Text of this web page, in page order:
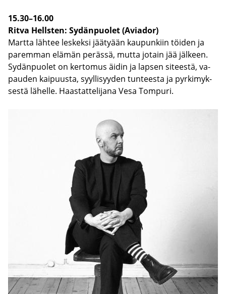
15.30–16.00
Ritva Hells­ten: Sy­dän­puo­let (Avia­dor)
Mart­ta läh­tee les­kek­si jää­ty­ään kau­pun­kiin töi­den ja
pa­rem­man elä­män pe­räs­sä, mutta jo­tain jää jäl­keen.
Sy­dän­puo­let on ker­to­mus äidin ja lap­sen si­tees­tä, va­
pau­den kai­puus­ta, syyl­li­syy­den tun­tees­ta ja pyr­ki­myk­
ses­tä lä­hel­le. Haas­tat­te­li­ja­na Vesa Tom­pu­ri.